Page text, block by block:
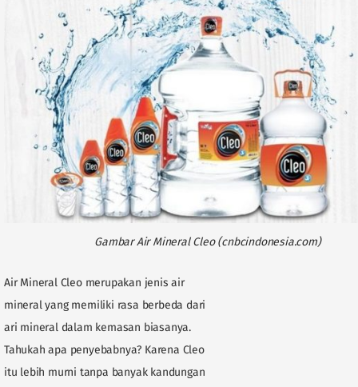
Gambar Air Mineral Cleo (cnbcindonesia.com)
Air Mineral Cleo merupakan jenis air
mineral yang memiliki rasa berbeda dari
ari mineral dalam kemasan biasanya.
Tahukah apa penyebabnya? Karena Cleo
itu lebih murni tanpa banyak kandungan